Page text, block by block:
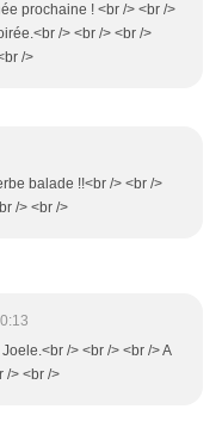
prochaine ! <br /> <br />
/> <br /> <br />
/>
balade !!<br /> <br />
/> <br />
/> <br /> <br /> A
/> <br />